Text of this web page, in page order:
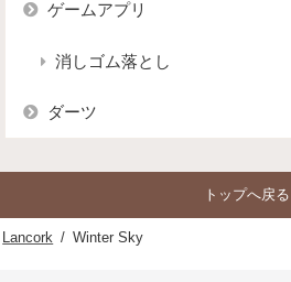
ゲームアプリ
消しゴム落とし
ダーツ
トップへ戻る
Lancork / Winter Sky